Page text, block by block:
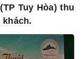
Tuy Hòa) thu
khách.